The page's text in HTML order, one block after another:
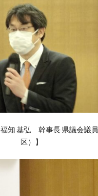
知 基弘 幹事長 県議会議
区）】